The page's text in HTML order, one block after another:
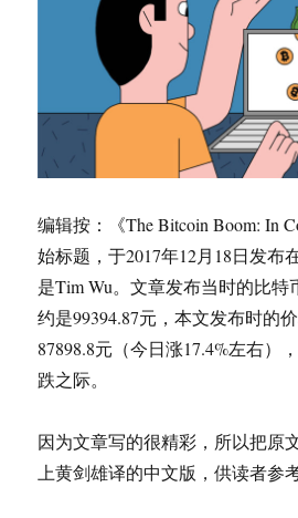
编辑按：《The Bitcoin Boom: In
始标题，于2017年12月18日发布
是Tim Wu。文章发布当时的比特
约是99394.87元，本文发布时的
87898.8元（今日涨17.4%左右）
跌之际。
因为文章写的很精彩，所以把原
上黄剑雄译的中文版，供读者参